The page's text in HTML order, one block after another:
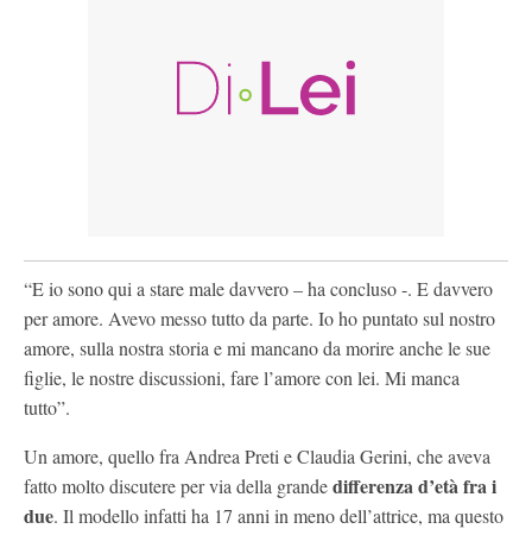
“E io sono qui a stare male davvero – ha concluso -. E davvero
per amore. Avevo messo tutto da parte. Io ho puntato sul nostro
amore, sulla nostra storia e mi mancano da morire anche le sue
figlie, le nostre discussioni, fare l’amore con lei. Mi manca
tutto”.
Un amore, quello fra Andrea Preti e Claudia Gerini, che aveva
fatto molto discutere per via della grandedifferenza d’età fra i
due. Il modello infatti ha 17 anni in meno dell’attrice, ma questo